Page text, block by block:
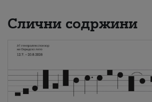
Слични содржини